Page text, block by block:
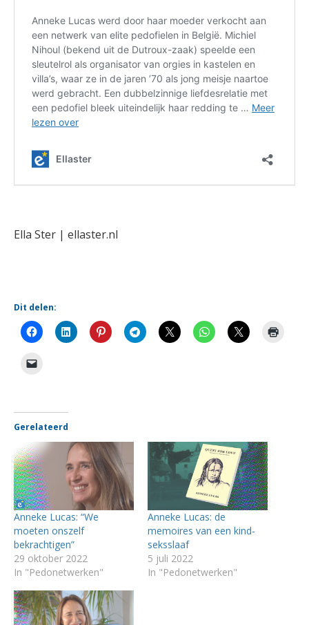
Ella Ster | ellaster.nl
Dit delen:
Gerelateerd
Anneke Lucas: “We
moeten onszelf
bekrachtigen”
29 oktober 2022
In "Pedonetwerken"
Anneke Lucas: de
memoires van een kind-
seksslaaf
5 juli 2022
In "Pedonetwerken"